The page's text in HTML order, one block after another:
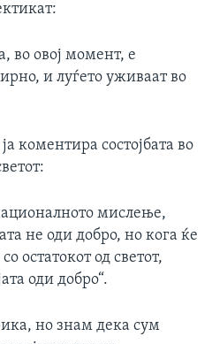
во овој момент, е
и луѓето уживаат во
коментира состојбата во
мислење,
не оди добро, но кога ќе
остатокот од светот,
оди добро“.
но знам дека сум